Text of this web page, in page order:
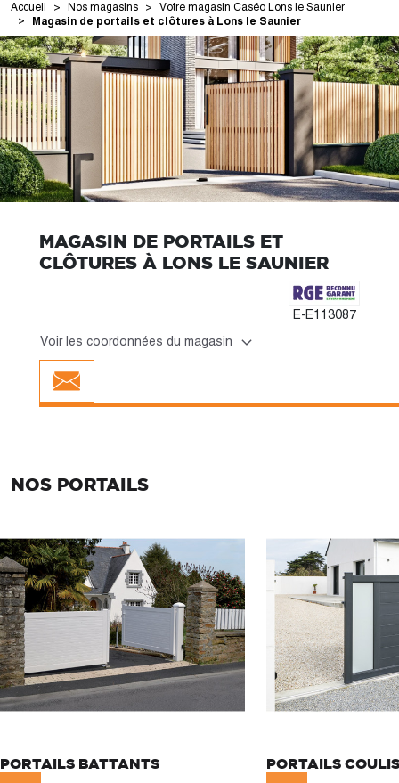
Accueil Nos magasins Votre magasin Caséo Lons le Saunier
Magasin de portails et clôtures à Lons le Saunier
MAGASIN DE PORTAILS ET
CLÔTURES À LONS LE SAUNIER
E-E113087
Voir les coordonnées du magasin
NOS PORTAILS
PORTAILS BATTANTS PORTAILS